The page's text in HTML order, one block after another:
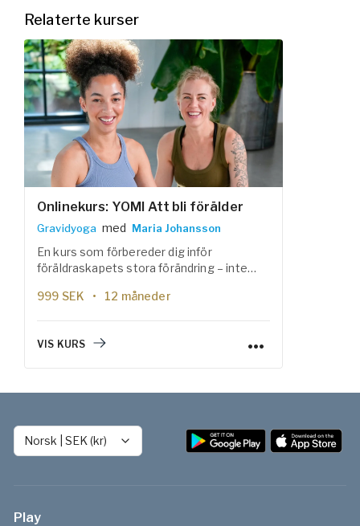
Relaterte kurser
Onlinekurs: YOMI Att bli förälder
Gravidyoga med Maria Johansson
En kurs som förbereder dig inför
föräldraskapets stora förändring – inte
genom reflektion, yoga och mindfulness.
förbindelsen till det nya livet som väntar.
999 SEK 12 måneder
VIS KURS
Norsk SEK (kr)
Play